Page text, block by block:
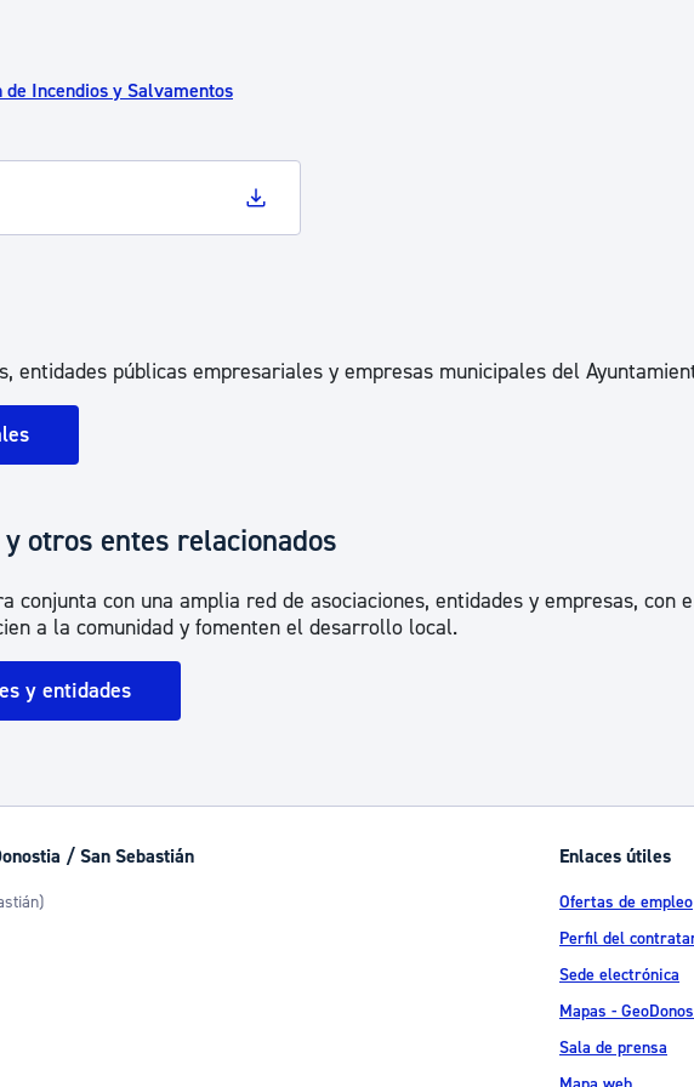
Incendios y Salvamentos
entidades públicas empresariales y empresas municipales del
otros entes relacionados
conjunta con una amplia red de asociaciones, entidades y empresas, con
a la comunidad y fomenten el desarrollo local.
y entidades
/ San Sebastián Enlaces útiles
Ofertas de empleo
Perfil del
Sede electrónica
Mapas -
Sala de prensa